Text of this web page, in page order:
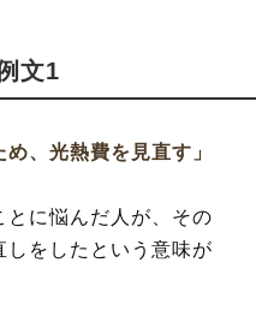
文1
、光熱費を見直す」
とに悩んだ人が、その
をしたという意味が